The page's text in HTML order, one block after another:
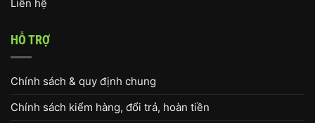
Liên hệ
HỖ TRỢ
Chính sách & quy định chung
Chính sách kiểm hàng, đổi trả, hoàn tiền